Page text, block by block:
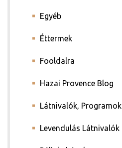
Egyéb
Éttermek
Fooldalra
Hazai Provence Blog
Látnivalók, Programok
Levendulás Látnivalók